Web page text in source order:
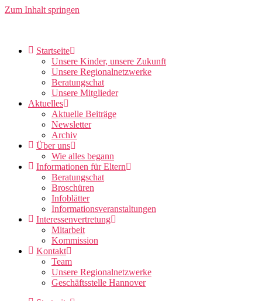
Zum Inhalt springen
Startseite
Unsere Kinder, unsere Zukunft
Unsere Regionalnetzwerke
Beratungschat
Unsere Mitglieder
Aktuelles
Aktuelle Beiträge
Newsletter
Archiv
Über uns
Wie alles begann
Informationen für Eltern
Beratungschat
Broschüren
Infoblätter
Informationsveranstaltungen
Interessenvertretung
Mitarbeit
Kommission
Kontakt
Team
Unsere Regionalnetzwerke
Geschäftsstelle Hannover